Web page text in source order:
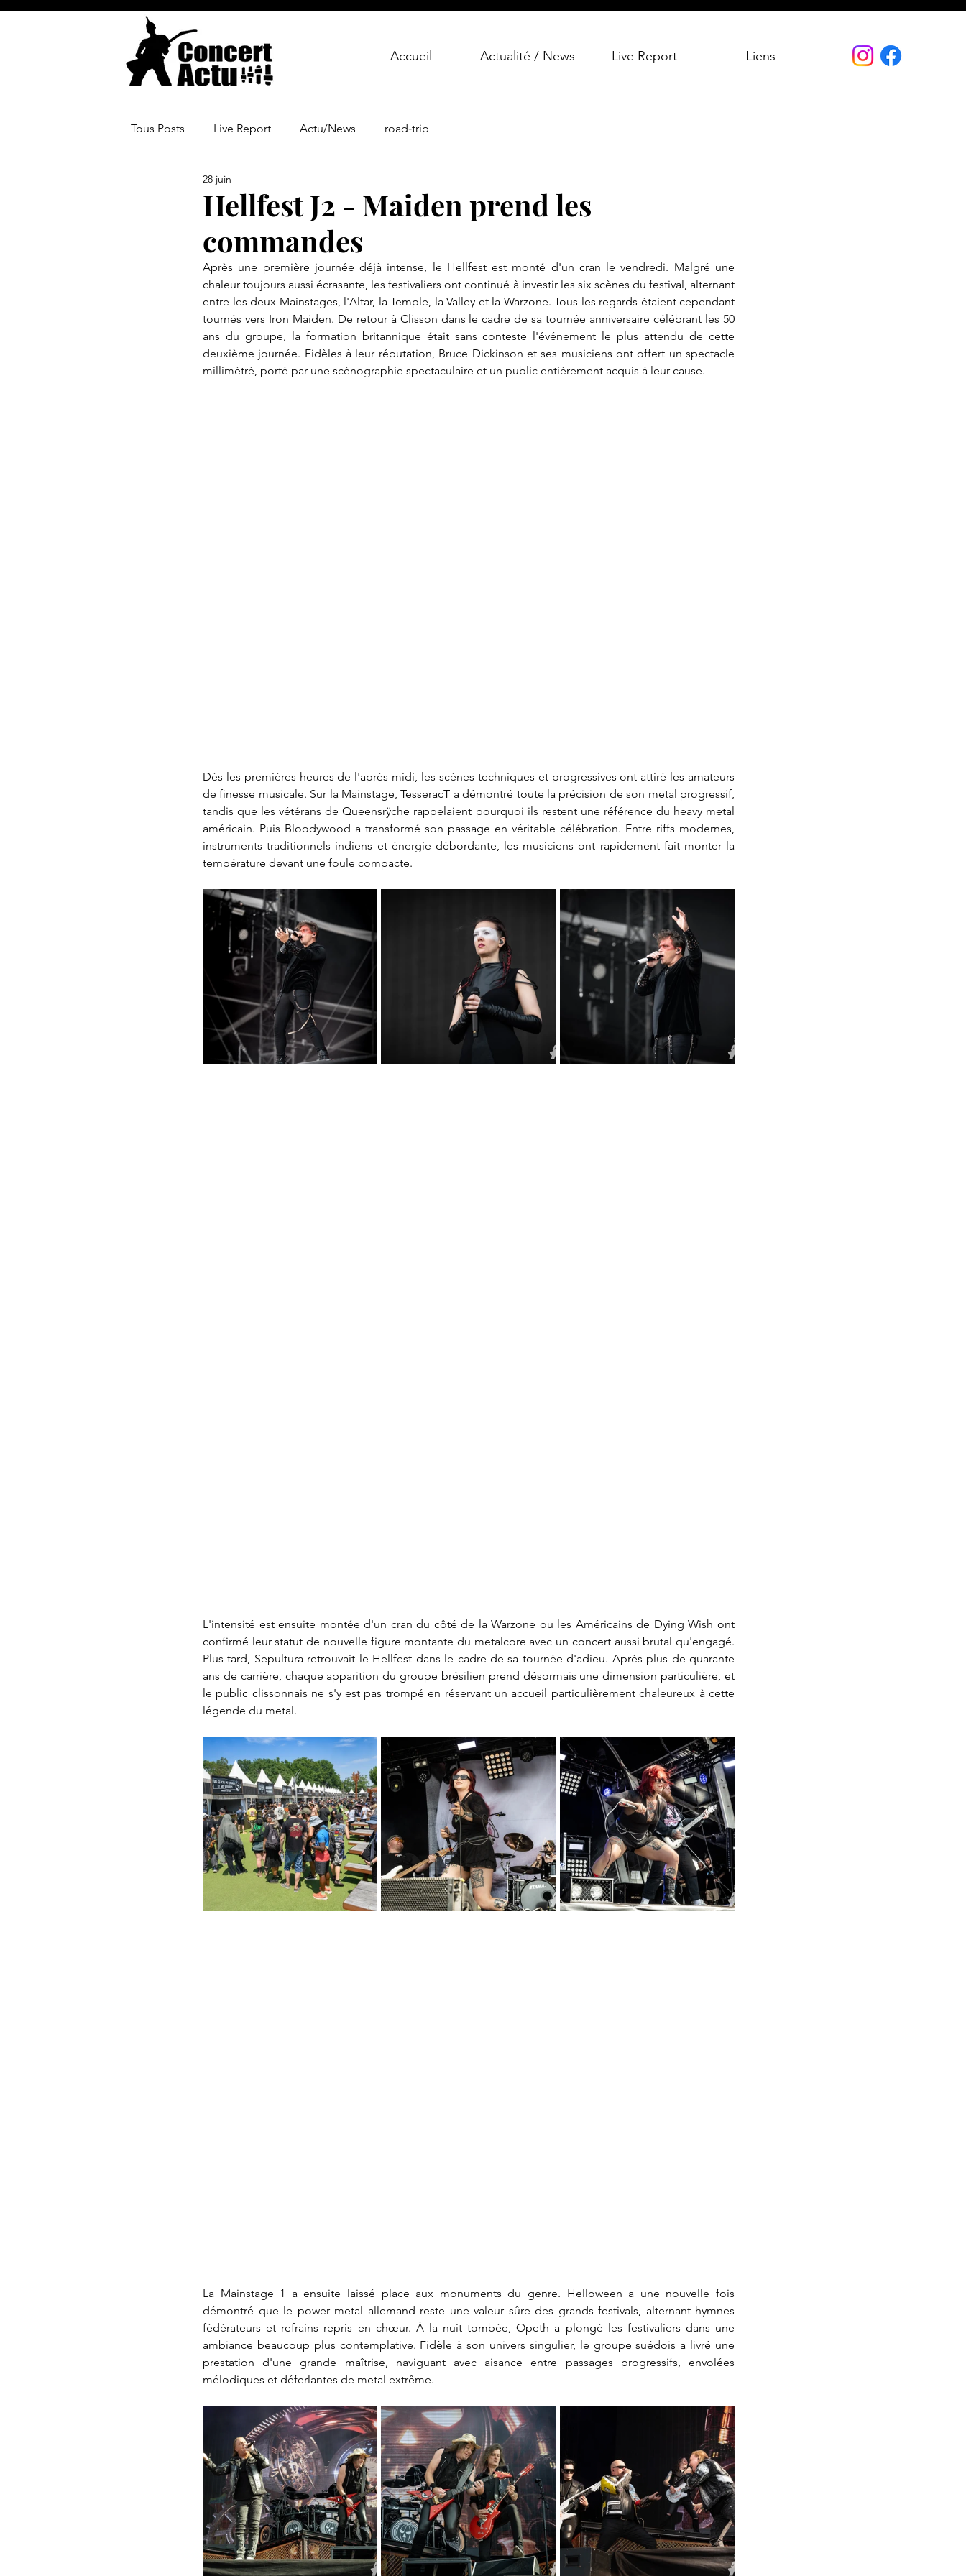
Accueil Actualité / News Live Report Liens
Tous Posts Live Report Actu/News road‑trip
Hellfest J2 - Maiden prend les
commandes
28 juin
Après une première journée déjà intense, le Hellfest est monté d'un cran le vendredi. Malgré une
chaleur toujours aussi écrasante, les festivaliers ont continué à investir les six scènes du festival, alternant
entre les deux Mainstages, l'Altar, la Temple, la Valley et la Warzone. Tous les regards étaient cependant
tournés vers Iron Maiden. De retour à Clisson dans le cadre de sa tournée anniversaire célébrant les 50
ans du groupe, la formation britannique était sans conteste l'événement le plus attendu de cette
deuxième journée. Fidèles à leur réputation, Bruce Dickinson et ses musiciens ont offert un spectacle
millimétré, porté par une scénographie spectaculaire et un public entièrement acquis à leur cause.
Dès les premières heures de l'après-midi, les scènes techniques et progressives ont attiré les amateurs
de finesse musicale. Sur la Mainstage, TesseracT a démontré toute la précision de son metal progressif,
tandis que les vétérans de Queensrÿche rappelaient pourquoi ils restent une référence du heavy metal
américain. Puis Bloodywood a transformé son passage en véritable célébration. Entre riffs modernes,
instruments traditionnels indiens et énergie débordante, les musiciens ont rapidement fait monter la
température devant une foule compacte.
L'intensité est ensuite montée d'un cran du côté de la Warzone ou les Américains de Dying Wish ont
confirmé leur statut de nouvelle figure montante du metalcore avec un concert aussi brutal qu'engagé.
Plus tard, Sepultura retrouvait le Hellfest dans le cadre de sa tournée d'adieu. Après plus de quarante
ans de carrière, chaque apparition du groupe brésilien prend désormais une dimension particulière, et
le public clissonnais ne s'y est pas trompé en réservant un accueil particulièrement chaleureux à cette
légende du metal.
La Mainstage 1 a ensuite laissé place aux monuments du genre. Helloween a une nouvelle fois
démontré que le power metal allemand reste une valeur sûre des grands festivals, alternant hymnes
fédérateurs et refrains repris en chœur. À la nuit tombée, Opeth a plongé les festivaliers dans une
ambiance beaucoup plus contemplative. Fidèle à son univers singulier, le groupe suédois a livré une
prestation d'une grande maîtrise, naviguant avec aisance entre passages progressifs, envolées
mélodiques et déferlantes de metal extrême.